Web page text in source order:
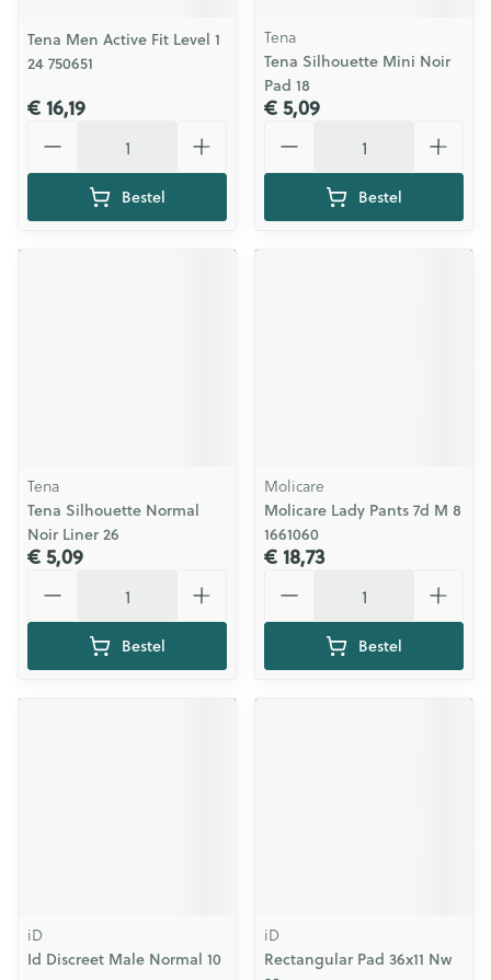
Tena Men Active Fit Level 1
24 750651
€ 16,19
Bestel
Tena
Tena Silhouette Mini Noir
Pad 18
€ 5,09
Bestel
Tena
Tena Silhouette Normal
Noir Liner 26
€ 5,09
Bestel
Molicare
Molicare Lady Pants 7d M 8
1661060
€ 18,73
Bestel
iD
Id Discreet Male Normal 10
iD
Rectangular Pad 36x11 Nw